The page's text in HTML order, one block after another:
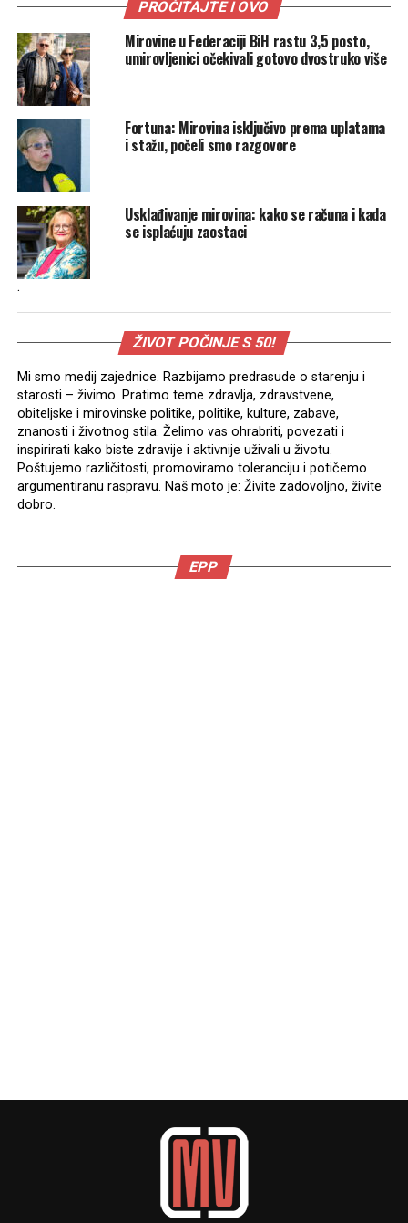
PROČITAJTE I OVO
Mirovine u Federaciji BiH rastu 3,5 posto,
umirovljenici očekivali gotovo dvostruko više
Fortuna: Mirovina isključivo prema uplatama
i stažu, počeli smo razgovore
Usklađivanje mirovina: kako se računa i kada
se isplaćuju zaostaci
.
ŽIVOT POČINJE S 50!
Mi smo medij zajednice. Razbijamo predrasude o starenju i
starosti – živimo. Pratimo teme zdravlja, zdravstvene,
obiteljske i mirovinske politike, politike, kulture, zabave,
znanosti i životnog stila. Želimo vas ohrabriti, povezati i
inspirirati kako biste zdravije i aktivnije uživali u životu.
Poštujemo različitosti, promoviramo toleranciju i potičemo
argumentiranu raspravu. Naš moto je: Živite zadovoljno, živite
dobro.
EPP